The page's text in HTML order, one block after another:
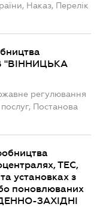
Наказ, Перелік
"ВІННИЦЬКА
регулювання
Постанова
ТЕС,
установках з
поновлюваних
ЗАХІДНІ